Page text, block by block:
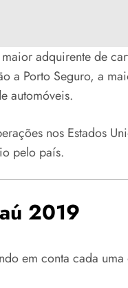
adquirente de
a Porto Seguro, a
automóveis.
nos Estados
pelo país.
2019
em conta cada